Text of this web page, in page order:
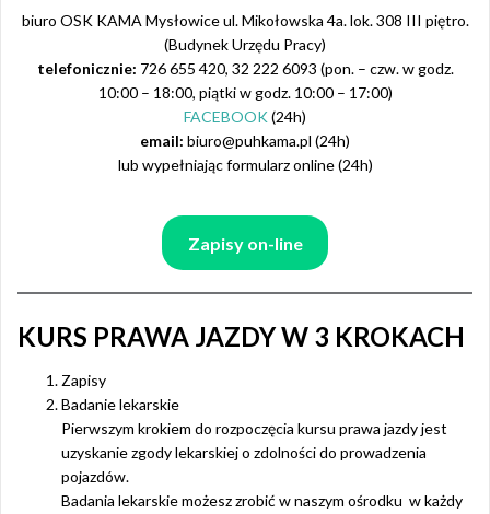
biuro OSK KAMA Mysłowice ul. Mikołowska 4a. lok. 308 III piętro.
(Budynek Urzędu Pracy)
telefonicznie: 726 655 420, 32 222 6093 (pon. – czw. w godz.
10:00 – 18:00, piątki w godz. 10:00 – 17:00)
FACEBOOK(24h)
email: biuro@puhkama.pl (24h)
lub wypełniając formularz online (24h)
Zapisy on-line
KURS PRAWA JAZDY W 3 KROKACH
Zapisy
Badanie lekarskie
Pierwszym krokiem do rozpoczęcia kursu prawa jazdy jest
uzyskanie zgody lekarskiej o zdolności do prowadzenia
pojazdów.
Badania lekarskie możesz zrobić w naszym ośrodku w każdy